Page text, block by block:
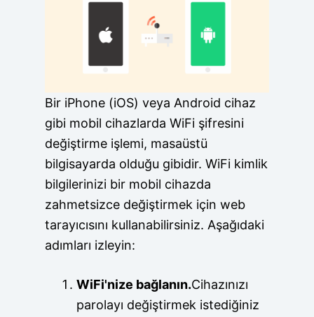
Bir iPhone (iOS) veya Android cihaz
gibi mobil cihazlarda WiFi şifresini
değiştirme işlemi, masaüstü
bilgisayarda olduğu gibidir. WiFi kimlik
bilgilerinizi bir mobil cihazda
zahmetsizce değiştirmek için web
tarayıcısını kullanabilirsiniz. Aşağıdaki
adımları izleyin:
WiFi'nize bağlanın.Cihazınızı
parolayı değiştirmek istediğiniz